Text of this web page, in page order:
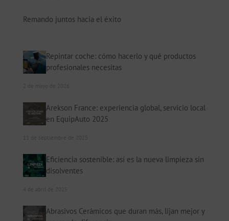
Remando juntos hacia el éxito
Repintar coche: cómo hacerlo y qué productos
profesionales necesitas
Arekson France: experiencia global, servicio local
en EquipAuto 2025
Eficiencia sostenible: así es la nueva limpieza sin
disolventes
Abrasivos Cerámicos que duran más, lijan mejor y